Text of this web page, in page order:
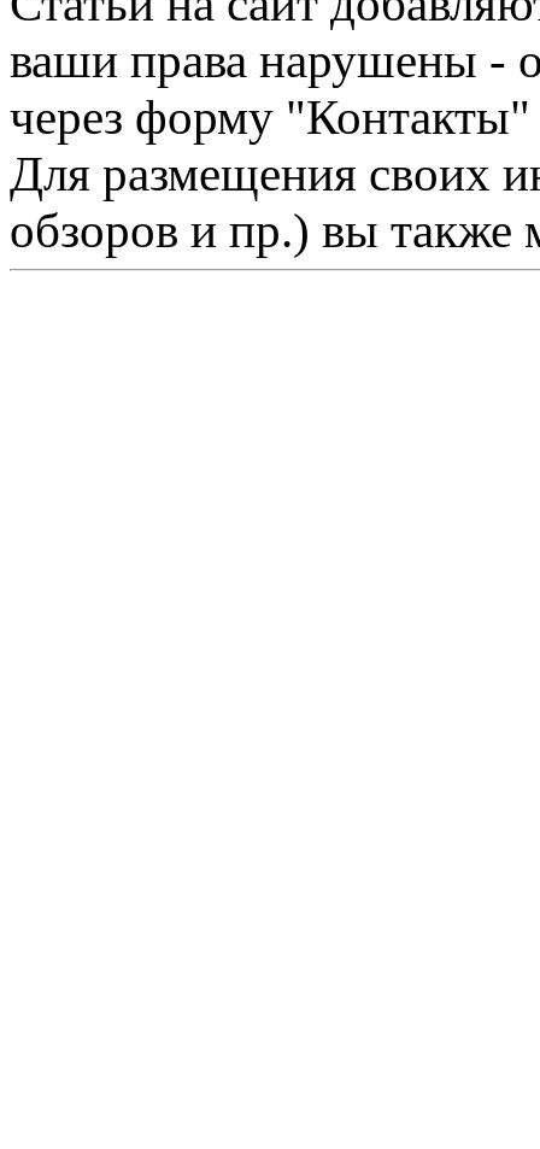
ваши права нарушены -
через форму "Контакты"
Для размещения своих
обзоров и пр.) вы также